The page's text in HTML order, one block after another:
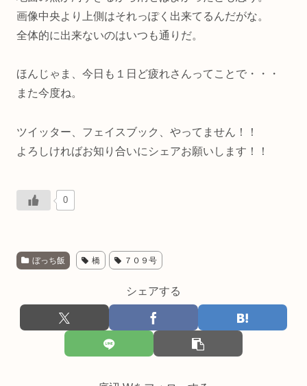
画像中央より上側はそれっぽく出来てるんだがな。
全体的に出来ないのはいつも通りだ。
ほんじゃま、今日も１日ど疲れさんってことで・・・
また今度ね。
ツイッター、フェイスブック、やってません！！
よろしければお知り合いにシェアお願いします！！
0
ぼっち飯 橋 ７０９号
シェアする